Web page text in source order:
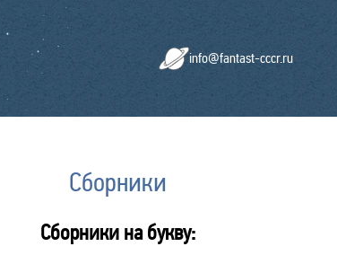
info@fantast-cccr.ru
Сборники
Сборники на букву: